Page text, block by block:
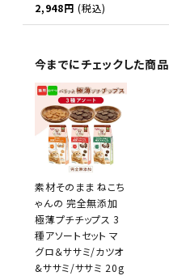
2,948円 (税込)
今までにチェックした商品
素材そのまま ねこち
ゃんの 完全無添加
極薄プチチップス 3
種アソートセット マ
グロ＆ササミ/カツオ
&ササミ/ササミ 20g